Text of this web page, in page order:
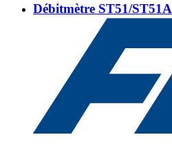
Débitmètre ST51/ST51A